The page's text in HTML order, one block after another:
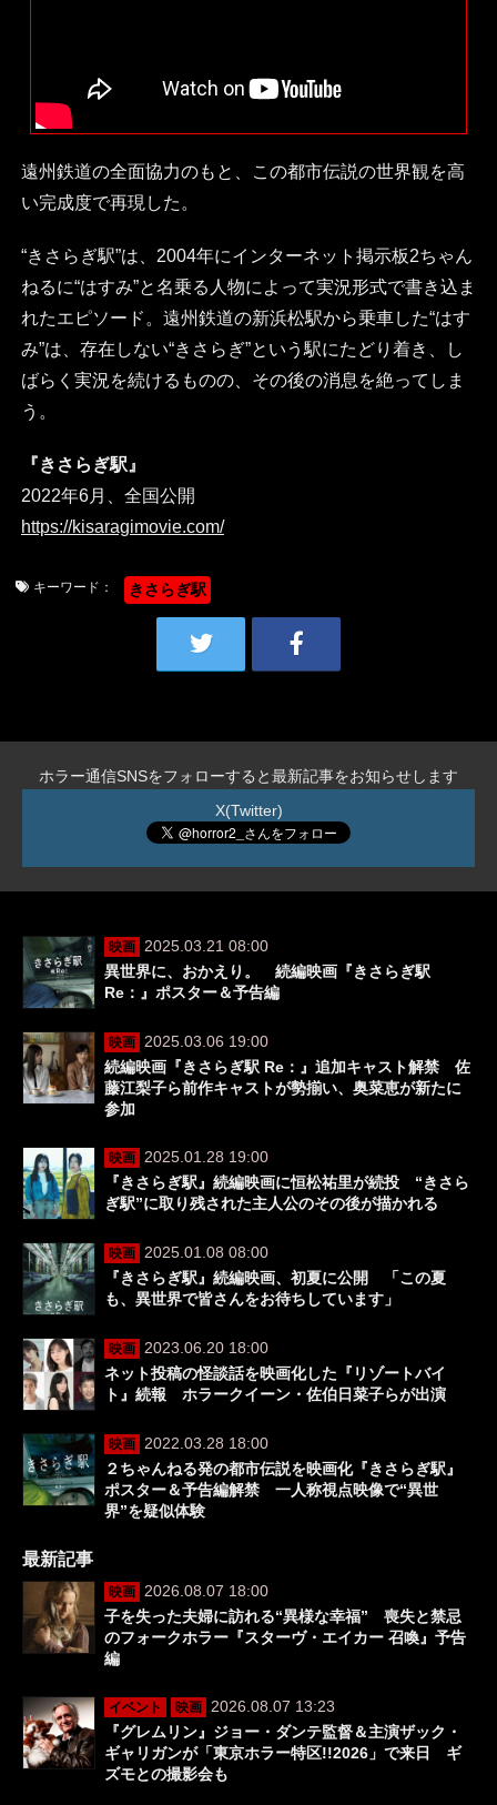
遠州鉄道の全面協力のもと、この都市伝説の世界観を高
い完成度で再現した。
“きさらぎ駅”は、2004年にインターネット掲示板2ちゃん
ねるに“はすみ”と名乗る人物によって実況形式で書き込ま
れたエピソード。遠州鉄道の新浜松駅から乗車した“はす
み”は、存在しない“きさらぎ”という駅にたどり着き、し
ばらく実況を続けるものの、その後の消息を絶ってしま
う。
『きさらぎ駅』
2022年6月、全国公開
https://kisaragimovie.com/
キーワード： きさらぎ駅
ホラー通信SNSをフォローすると最新記事をお知らせします
X(Twitter)
映画
2025.03.21 08:00
異世界に、おかえり。 続編映画『きさらぎ駅
Re：』ポスター＆予告編
映画
2025.03.06 19:00
続編映画『きさらぎ駅 Re：』追加キャスト解禁 佐
藤江梨子ら前作キャストが勢揃い、奥菜恵が新たに
参加
映画
2025.01.28 19:00
『きさらぎ駅』続編映画に恒松祐里が続投 “きさら
ぎ駅”に取り残された主人公のその後が描かれる
映画
2025.01.08 08:00
『きさらぎ駅』続編映画、初夏に公開 「この夏
も、異世界で皆さんをお待ちしています」
映画
2023.06.20 18:00
ネット投稿の怪談話を映画化した『リゾートバイ
ト』続報 ホラークイーン・佐伯日菜子らが出演
映画
2022.03.28 18:00
２ちゃんねる発の都市伝説を映画化『きさらぎ駅』
ポスター＆予告編解禁 一人称視点映像で“異世
界”を疑似体験
最新記事
映画
2026.08.07 18:00
子を失った夫婦に訪れる“異様な幸福” 喪失と禁忌
のフォークホラー『スターヴ・エイカー 召喚』予告
編
イベント 映画
2026.08.07 13:23
『グレムリン』ジョー・ダンテ監督＆主演ザック・
ギャリガンが「東京ホラー特区!!2026」で来日 ギ
ズモとの撮影会も